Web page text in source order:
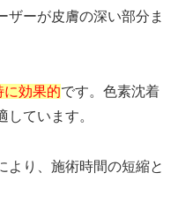
ザーが皮膚の深い部分ま
に効果的です。色素沈着
しています。
より、施術時間の短縮と